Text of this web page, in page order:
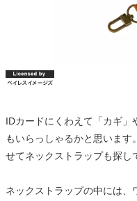
IDカードにくわえて「カギ
もいらっしゃるかと思いま
せてネックストラップも探し
ネックストラップの中には、